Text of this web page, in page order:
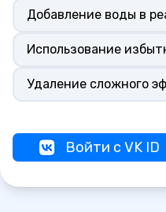
Добавление воды в
Использование
Удаление сложного
Войти с VK ID